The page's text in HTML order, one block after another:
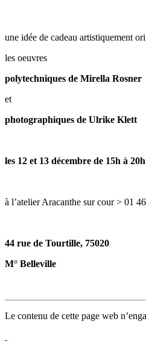
une idée de cadeau artistiquement
les oeuvres
polytechniques de Mirella Rosner
et
photographiques de Ulrike Klett
les 12 et 13 décembre de 15h à 20h
à l’atelier Aracanthe sur cour > 01
44 rue de Tourtille, 75020
M° Belleville
Le contenu de cette page web